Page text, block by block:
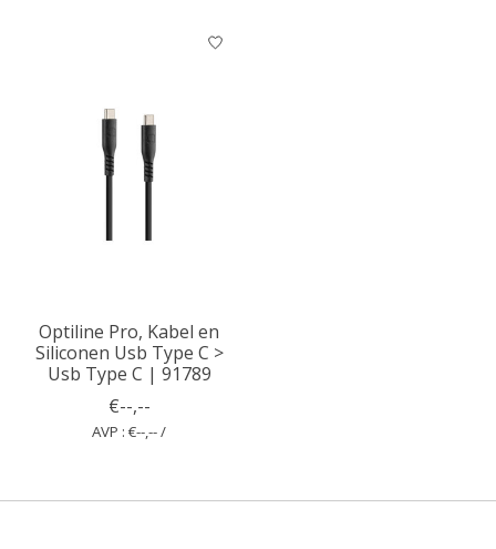
Optiline Pro, Kabel en
Siliconen Usb Type C >
Usb Type C | 91789
€--,--
AVP : €--,-- /